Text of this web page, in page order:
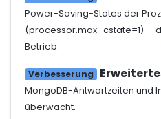
Power-Saving-States der
(processor.max_cstate=1) —
Betrieb.
Verbesserung
MongoDB-Antwortzeiten und
überwacht.